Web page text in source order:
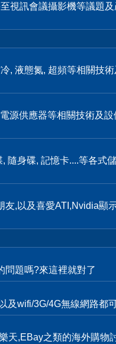
視訊會議攝影機等議題
, 液態氮, 超頻等相關技
源供應器等相關技術及
隨身碟, 記憶卡....等各式
友,以及喜愛ATI,Nvidia顯
問題嗎?來這裡就對了
及wifi/3G/4G無線網路都
天,EBay之類的海外購物